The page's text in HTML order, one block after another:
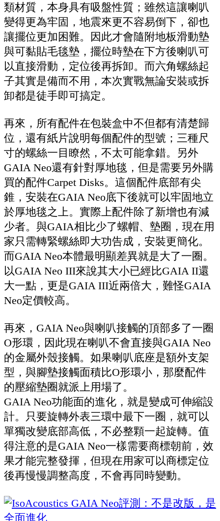
類材質，本身具有吸盤性質；雖然這讓喇叭
變得更為牢固，地震來更不容易倒下，卻也
讓擺位更加困難。因此才會隨附地板滑動墊
與可黏貼毛毯墊，擺位時墊在下方後喇叭可
以直接滑動，定位後再拆卸。而六角螺絲起
子其實是備而不用，本次實戰無論安裝或拆
卸都是徒手即可搞定。
再來，所有配件在包裝盒中不但都有清楚歸
位，還有紙片說明每個配件的型號；三種尺
寸的螺絲一目瞭然，不太可能拿錯。另外
GAIA Neo還有針對厚地毯，但是需要另外購
買的配件Carpet Disks。這個配件底部有尖
錐，安裝在GAIA Neo底下後就可以牢固地立
於厚地毯之上。實際上配件除了新增也有減
少者。與GAIA相比少了螺帽、墊圈，現在用
家只需轉緊螺絲即大功告成，安裝更簡化。
而GAIA Neo本體最明顯差異就是大了一圈。
以GAIA Neo III來說其大小已經比GAIA II還
大一點，更是GAIA III近兩倍大，難怪GAIA
Neo定價較高。
再來，GAIA Neo與喇叭接觸的頂部多了一圈
O形環，因此現在喇叭不會直接與GAIA Neo
的金屬外殼接觸。如果喇叭底座是額外支架
型，與腳墊接觸面積比O形環小，那麼配件
的壓縮墊圈就派上用場了。
GAIA Neo功能面的進化，就是變成可伸縮設
計。只要旋轉外表三環中最下一圈，就可以
單獨改變底部高低，不必整顆一起旋轉。值
得注意的是GAIA Neo一樣需要商標朝前，效
果才能完整發揮，但現在用家可以商標定位
後再慢慢調整高度，不會再同時變動。